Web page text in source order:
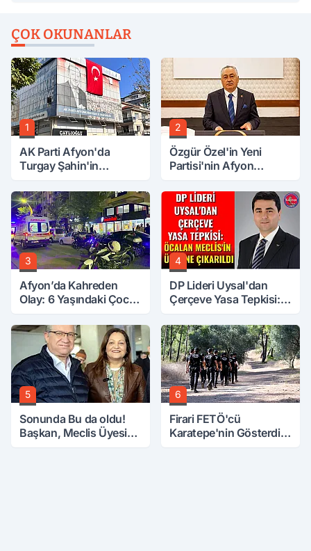
ÇOK OKUNANLAR
1
AK Parti Afyon'da
Turgay Şahin'in
2
Özgür Özel'in Yeni
Partisi'nin Afyon
3
Afyon’da Kahreden
Olay: 6 Yaşındaki Çocuk
4
DP Lideri Uysal'dan
Çerçeve Yasa Tepkisi:
Üzerine Çıkarıldı
5
Sonunda Bu da oldu!
Başkan, Meclis Üyesini
6
Firari FETÖ'cü
Karatepe'nin Gösterdiği